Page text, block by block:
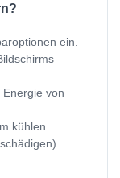
ein.
von
kühlen